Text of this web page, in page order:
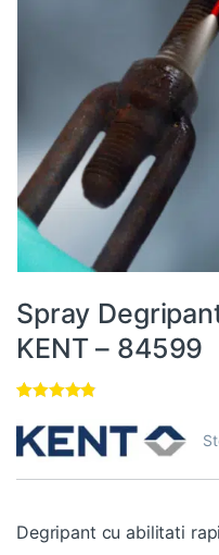
Spray
KENT – 84599
4.67din 5
pe baza a
evaluări de
Degripant cu abilitati